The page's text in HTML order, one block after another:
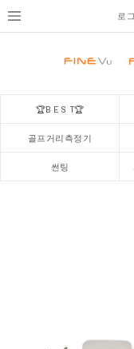
로
🏆B E S T🏆
골프거리측정기
썬팅